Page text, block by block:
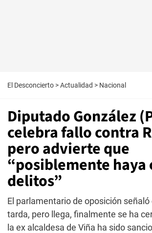
El Desconcierto >Actualidad > Nacional
Diputado González
celebra fallo contra
pero advierte que
“posiblemente haya
delitos”
El parlamentario de oposición señaló
tarda, pero llega, finalmente se ha
la ex alcaldesa de Viña ha sido